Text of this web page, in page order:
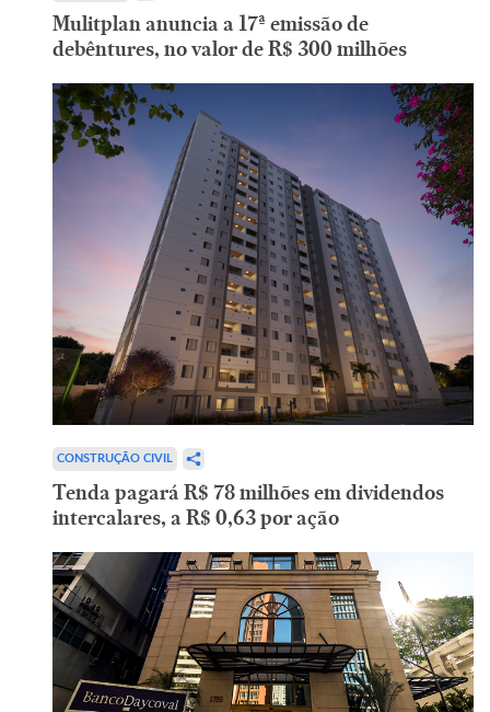
Mulitplan anuncia a 17ª emissão de
debêntures, no valor de R$ 300 milhões
CONSTRUÇÃO CIVIL
Tenda pagará R$ 78 milhões em dividendos
intercalares, a R$ 0,63 por ação